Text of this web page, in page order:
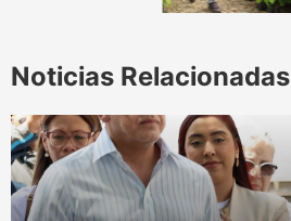
Noticias Relacionadas